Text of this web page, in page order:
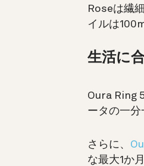
Roseは繊
イルは
生活に
Oura Ring
ータの一分
さらに、
な最大1か